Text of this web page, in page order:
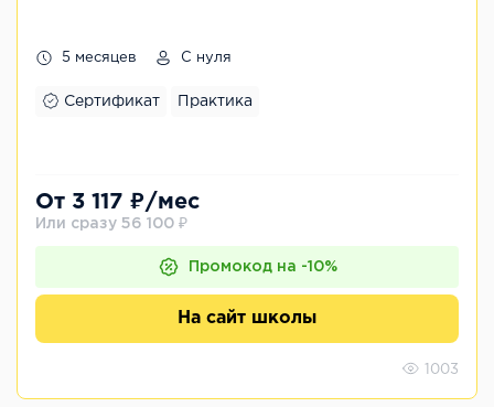
5 месяцев С нуля
Сертификат Практика
От 3 117 ₽/мес
Или сразу 56 100 ₽
Промокод на -10%
На сайт школы
1003